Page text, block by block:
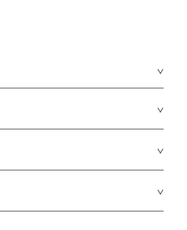
dejar en remojo / no
Master Card y American